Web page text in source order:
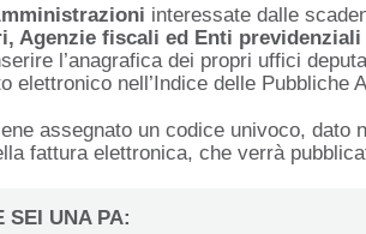
interessate dalle
Agenzie fiscali ed Enti previdenziali
l’anagrafica dei propri uffici
elettronico nell’Indice delle Pubbliche
assegnato un codice univoco, dato
fattura elettronica, che verrà
SEI UNA PA: